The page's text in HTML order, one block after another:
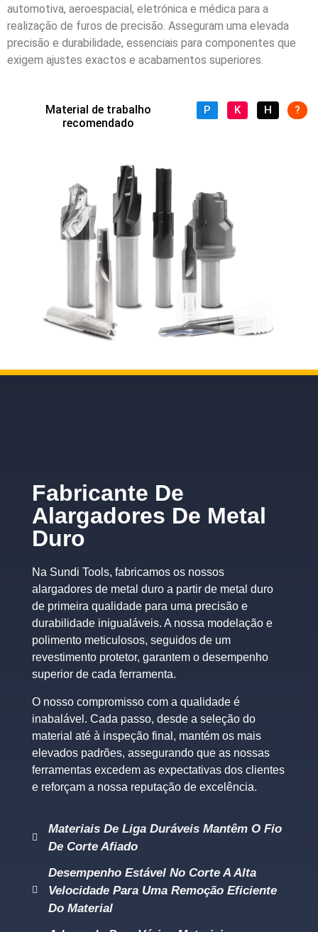
automotiva, aeroespacial, eletrónica e médica para a
realização de furos de precisão. Asseguram uma elevada
precisão e durabilidade, essenciais para componentes que
exigem ajustes exactos e acabamentos superiores.
Material de trabalho
recomendado
P K H ?
Fabricante De
Alargadores De Metal
Duro
Na Sundi Tools, fabricamos os nossos
alargadores de metal duro a partir de metal duro
de primeira qualidade para uma precisão e
durabilidade inigualáveis. A nossa modelação e
polimento meticulosos, seguidos de um
revestimento protetor, garantem o desempenho
superior de cada ferramenta.
O nosso compromisso com a qualidade é
inabalável. Cada passo, desde a seleção do
material até à inspeção final, mantém os mais
elevados padrões, assegurando que as nossas
ferramentas excedem as expectativas dos clientes
e reforçam a nossa reputação de excelência.
Materiais De Liga Duráveis Mantêm O Fio
De Corte Afiado
Desempenho Estável No Corte A Alta
Velocidade Para Uma Remoção Eficiente
Do Material